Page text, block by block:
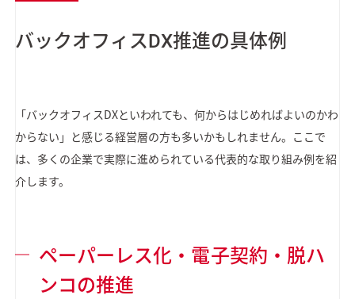
バックオフィスDX推進の具体例
「バックオフィスDXといわれても、何からはじめればよいのかわ
からない」と感じる経営層の方も多いかもしれません。ここで
は、多くの企業で実際に進められている代表的な取り組み例を紹
介します。
ペーパーレス化・電子契約・脱ハ
ンコの推進